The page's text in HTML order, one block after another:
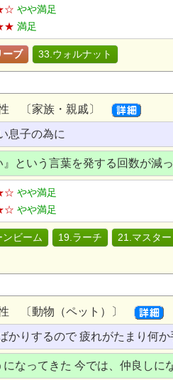
やや満足
満足
ーブ 33.ウォルナット
〔家族・親戚〕
息子の為に
という言葉を発する回数が減
やや満足
やや満足
ンビーム 19.ラーチ 21.マスター
〔動物（ペット）〕
かりするので 疲れがたまり何
になってきた 今では、仲良しに